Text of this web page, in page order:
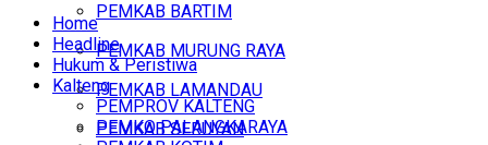
PEMKAB BARTIM
PEMKAB MURUNG RAYA
PEMKAB LAMANDAU
PEMKAB SERUYAN
Home
Headline
Hukum & Peristiwa
Kalteng
PEMPROV KALTENG
PEMKO PALANGKARAYA